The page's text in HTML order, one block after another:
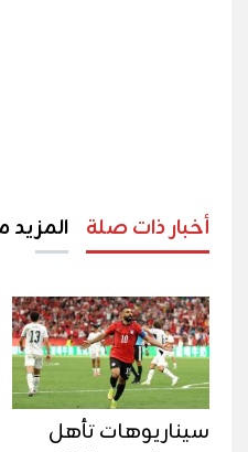
أخبار ذات صلة المزيد
سيناريوهات تأهل